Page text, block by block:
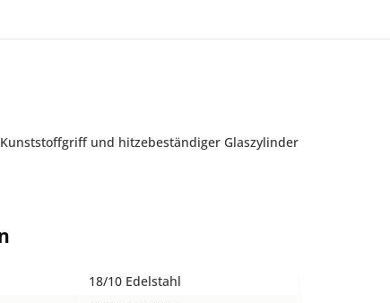
und hitzebeständiger Glaszylinder
18/10 Edelstahl